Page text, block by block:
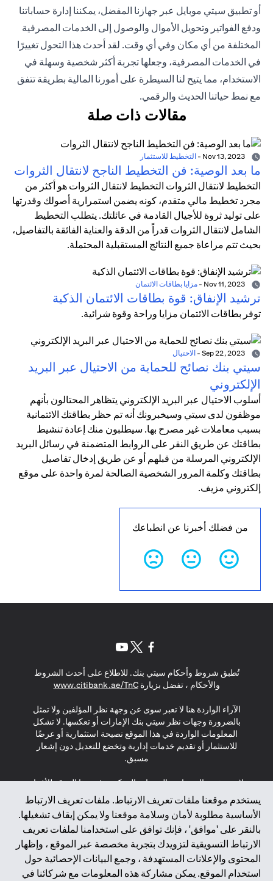
أو تطبيق سيتي موبايل عبر جهازنا المفضل، يمكننا إدارة حساباتنا
ودفع الفواتير وتحويل الأموال والوصول إلى الخدمات المصرفية
المختلفة من أي مكان وفي أي وقت. لقد أحدث هذا التحول تغييرًا
في الخدمات المصرفية، وجعلها تجربة أكثر شخصية وسهلة في
الاستخدام، مما يتيح لنا السيطرة على أمورنا المالية بطريقة تتفق
مع نمط حياتنا الحديث والرقمي.
مقالات ذات صلة
- التخطيط للاستثمار
ما بعد الوصية: فن التخطيط الناجح لانتقال الثروات
التخطيط لانتقال الثروات التخطيط لانتقال الثروات هو أكثر من
مجرد تخطيط مالي متقدم، كونه يضمن استمرارية أصولك وقدرتها
على توليد ثروة للأجيال القادمة في عائلتك. يتطلب التخطيط
الشامل لانتقال الثروات قدراً من الدقة والعناية الفائقة بالتفاصيل،
بحيث تتم مراعاة جميع النتائج المستقبلية المحتملة.
- مزايا بطاقات الائتمان
ترشيد الإنفاق: قوة بطاقات الائتمان الذكية
توفر بطاقات الائتمان مزايا وراحة وقوة شرائية.
- الاحتيال
سيتي بنك نصائح للحماية من الاحتيال عبر البريد
الإلكتروني
أسلوب الاحتيال عبر البريد الإلكتروني يتظاهر المحتالون بأنهم
موظفون لدى سيتي وسيخبرونك أنه تم حظر بطاقتك الائتمانية
بسبب معاملات غير مصرح بها. سيطلبون منك إعادة تنشيط
بطاقتك عن طريق النقر على الروابط المتضمنة في رسائل البريد
الإلكتروني المرسلة من قبلهم أو عن طريق إدخال تفاصيل
بطاقتك وكلمة المرور الشخصية الصالحة لمرة واحدة على موقع
إلكتروني مزيف.
من فضلك أخبرنا عن انطباعك
يستخدم موقعنا ملفات تعريف الارتباط. ملفات تعريف الارتباط
الأساسية مطلوبة لأمان وسلامة موقعنا ولا يمكن إيقاف تشغيلها.
بالنقر على 'موافق' ، فإنك توافق على استخدامنا لملفات تعريف
الارتباط التسويقية لتزويدك بتجربة مخصصة عبر الموقع ، وإظهار
المحتوى والإعلانات المستهدفة ، وجمع البيانات الإحصائية حول
استخدام الموقع. يمكن مشاركة هذه المعلومات مع شركائنا في
تُطبق شروط وأحكام سيتي بنك. للاطلاع على أحدث الشروط
والأحكام ، تفضل بزيارةwww.citibank.ae/TnC
in a new tab
الآراء الواردة هنا لا تعبر سوى عن وجهة نظر المؤلفين ولا تمثل
بالضرورة وجهات نظر سيتي بنك الإمارات أو تعكسها. لا تشكل
المعلومات الواردة في هذا الموقع نصيحة استثمارية أو عرضًا
للاستثمار أو تقديم خدمات إدارية وتخضع للتعديل دون إشعار
مسبق.
لا يتم تقديم المنتجات والخدمات المذكورة في هذا الموقع للأفراد
المقيمين في الاتحاد الأوروبي أو المنطقة الاقتصادية الأوروبية أو
سويسرا أو غيرنسي أو جيرسي أو موناكو أو سان مارينو أو
الفاتيكان أو جزيرة مان أو المملكة المتحدة أو خصوصية البيانات
(لائحة حماية البيانات العامة \ قانون حماية البيانات الشخصية
العامة \ قانون خصوصية نيوزيلندا). المحتوى الموجود في هذه
الصفحة ليس ولا ينبغي تفسيره على أنه عرض أو دعوة أو دعوة
لشراء أو بيع أي من المنتجات والخدمات المذكورة هنا لمثل هؤلاء